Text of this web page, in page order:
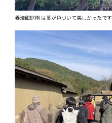
養浩館庭園 は葉が色づいて美しかったです